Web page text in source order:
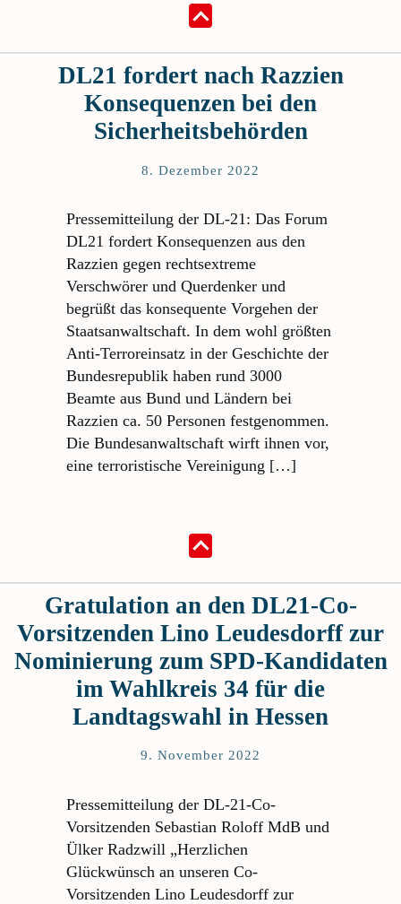
DL21 fordert nach Razzien
Konsequenzen bei den
Sicherheitsbehörden
8. Dezember 2022
Pressemitteilung der DL-21: Das Forum
DL21 fordert Konsequenzen aus den
Razzien gegen rechtsextreme
Verschwörer und Querdenker und
begrüßt das konsequente Vorgehen der
Staatsanwaltschaft. In dem wohl größten
Anti-Terroreinsatz in der Geschichte der
Bundesrepublik haben rund 3000
Beamte aus Bund und Ländern bei
Razzien ca. 50 Personen festgenommen.
Die Bundesanwaltschaft wirft ihnen vor,
eine terroristische Vereinigung […]
Gratulation an den DL21-Co-
Vorsitzenden Lino Leudesdorff zur
Nominierung zum SPD-Kandidaten
im Wahlkreis 34 für die
Landtagswahl in Hessen
9. November 2022
Pressemitteilung der DL-21-Co-
Vorsitzenden Sebastian Roloff MdB und
Ülker Radzwill „Herzlichen
Glückwünsch an unseren Co-
Vorsitzenden Lino Leudesdorff zur